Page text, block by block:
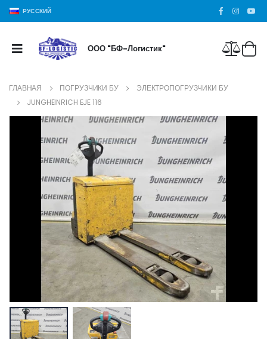
РУССКИЙ
ООО "БФ-Логистик"
ГЛАВНАЯ ПОГРУЗЧИКИ БУ
ЭЛЕКТРОПОГРУЗЧИКИ БУ
JUNGHEINRICH EJE 116